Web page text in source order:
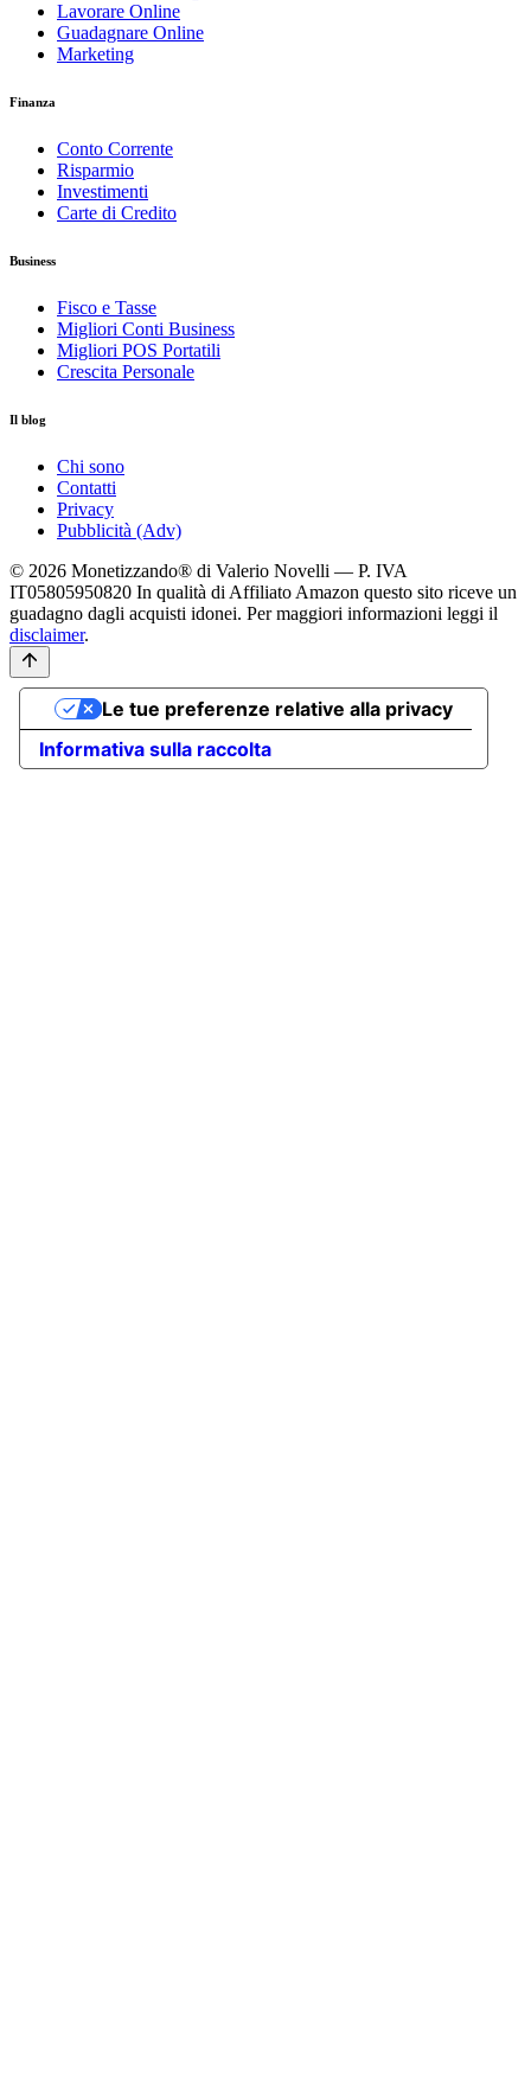
Lavorare Online
Guadagnare Online
Marketing
Finanza
Conto Corrente
Risparmio
Investimenti
Carte di Credito
Business
Fisco e Tasse
Migliori Conti Business
Migliori POS Portatili
Crescita Personale
Il blog
Chi sono
Contatti
Privacy
Pubblicità (Adv)
© 2026 Monetizzando® di Valerio Novelli — P. IVA
IT05805950820 In qualità di Affiliato Amazon questo sito riceve un
guadagno dagli acquisti idonei. Per maggiori informazioni leggi il
disclaimer.
Informativa sulla raccolta
Le tue preferenze relative alla privacy